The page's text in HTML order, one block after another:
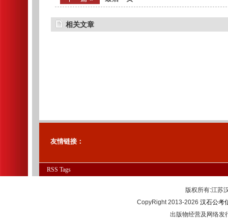
相关文章
友情链接：
RSS Tags
版权所有:江
CopyRight 2013-2026 汉石公考
出版物经营及网络发